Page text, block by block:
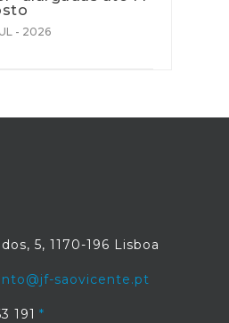
- 2026
5, 1170-196 Lisboa
saovicente.pt
191